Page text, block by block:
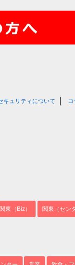
キュリティについて コ
関東（Biz） 関東（セン